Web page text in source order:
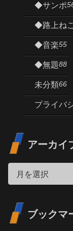
◆サンポ
◆路上ねこ
◆音楽55
◆無題88
未分類66
プライバ
アーカイ
ブックマ